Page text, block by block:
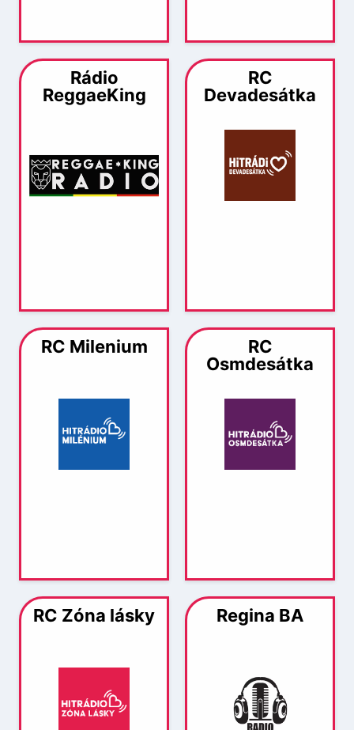
Rádio
ReggaeKing
RC
Devadesátka
RC Milenium
RC
Osmdesátka
RC Zóna lásky Regina BA